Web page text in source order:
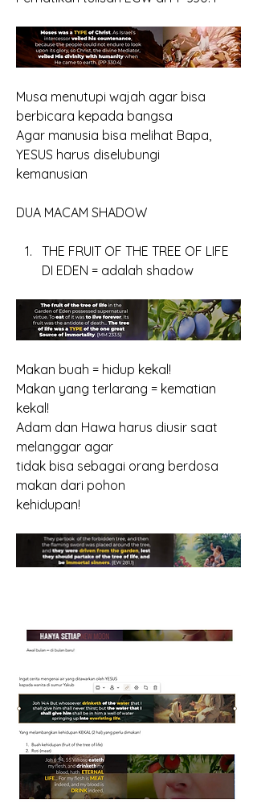
Musa menutupi wajah agar bisa
berbicara kepada bangsa
Agar manusia bisa melihat Bapa,
YESUS harus diselubungi
kemanusian
DUA MACAM SHADOW
THE FRUIT OF THE TREE OF LIFE
DI EDEN = adalah shadow
Makan buah = hidup kekal!
Makan yang terlarang = kematian
kekal!
Adam dan Hawa harus diusir saat
melanggar agar
tidak bisa sebagai orang berdosa
makan dari pohon
kehidupan!